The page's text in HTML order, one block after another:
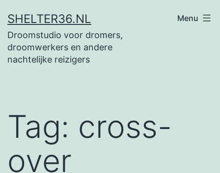
naar
de
inhoud
SHELTER36.NL
Droomstudio voor dromers,
droomwerkers en andere
nachtelijke reizigers
Menu
Tag: cross-
over